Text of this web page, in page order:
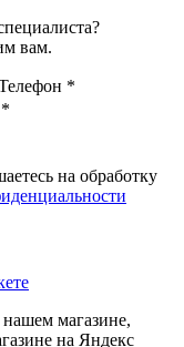
вам.
*
*
на обработку
магазине,
на Яндекс